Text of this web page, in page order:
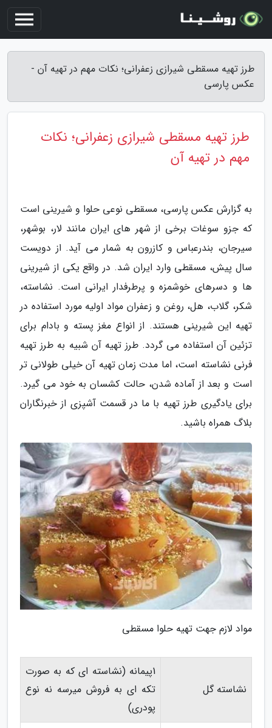
طرز تهیه مسقطی شیرازی زعفرانی؛ نکات مهم در تهیه آن -
عکس پارسی
طرز تهیه مسقطی شیرازی زعفرانی؛ نکات
مهم در تهیه آن
به گزارش عکس پارسی، مسقطی نوعی حلوا و شیرینی است
که جزو سوغات برخی از شهر های ایران مانند لار، بوشهر،
سیرجان، بندرعباس و کازرون به شمار می آید. از دویست
سال پیش، مسقطی وارد ایران شد. در واقع یکی از شیرینی
ها و دسرهای خوشمزه و پرطرفدار ایرانی است. نشاسته،
شکر، گلاب، هل، روغن و زعفران مواد اولیه مورد استفاده در
تهیه این شیرینی هستند. از انواع مغز پسته و بادام برای
تزئین آن استفاده می گردد. طرز تهیه آن شبیه به طرز تهیه
فرنی نشاسته است، اما مدت زمان تهیه آن خیلی طولانی تر
است و بعد از آماده شدن، حالت کشسان به خود می گیرد.
برای یادگیری طرز تهیه با ما در قسمت آشپزی از خبرنگاران
بلاگ همراه باشید.
مواد لازم جهت تهیه حلوا مسقطی
نشاسته گل
1پیمانه (نشاسته ای که به صورت
تکه ای به فروش میرسه نه نوع
پودری)